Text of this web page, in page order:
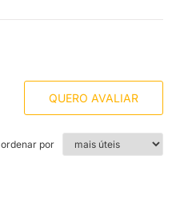
QUERO AVALIAR
ordenar por